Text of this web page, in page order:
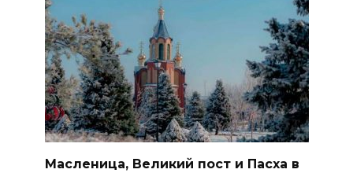
Масленица, Великий пост и Пасха в